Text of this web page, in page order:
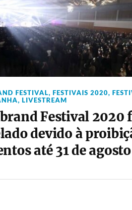
FESTIVAL, FESTIVAIS 2020,
, LIVESTREAM
Festival 2020
devido à
até 31 de agosto